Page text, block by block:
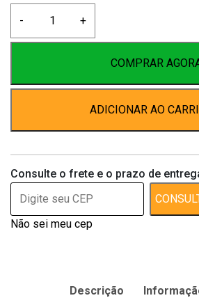
-
Kelldrin
400
quantidade
+
COMPRAR
ADICIONAR AO
Consulte o frete e o prazo de
Não sei meu cep
Descrição